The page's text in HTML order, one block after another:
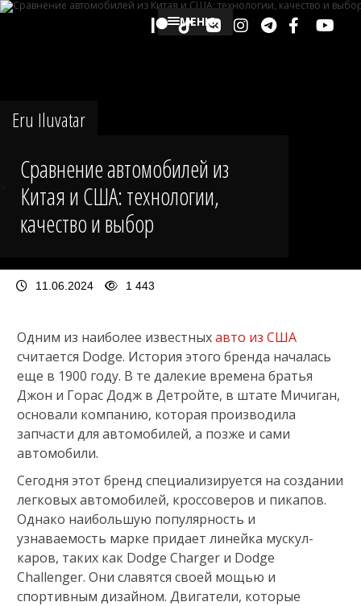
МЕНЮ
Eru Iluvatar
Сравнение автомобилей из
Китая и США: технологии,
качество и выбор
11.06.2024 1 443
Одним из наиболее известныхавто из США
считается Dodge. История этого бренда началась
еще в 1900 году. В те далекие времена братья
Джон и Горас Додж в Детройте, в штате Мичиган,
основали компанию, которая производила
запчасти для автомобилей, а позже и сами
автомобили.
Сегодня этот бренд специализируется на создании
легковых автомобилей, кроссоверов и пикапов.
Однако наибольшую популярность и
узнаваемость марке придает линейка мускул-
каров, таких как Dodge Charger и Dodge
Challenger. Они славятся своей мощью и
спортивным дизайном. Двигатели, которые